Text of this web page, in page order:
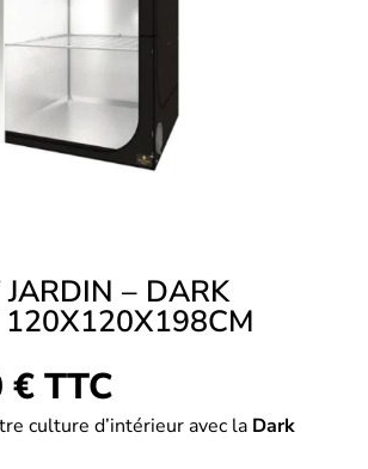
JARDIN – DARK
120X120X198CM
€ TTC
culture d’intérieur avec la Dark